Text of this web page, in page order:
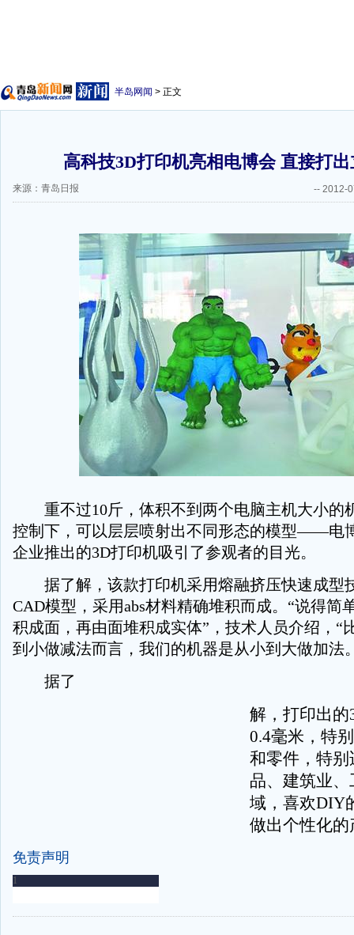
半岛网闻 > 正文
高科技3D打印机亮相电博会 直接打
来源：青岛日报 -- 2012-
重不过10斤，体积不到两个电脑主机大小的
控制下，可以层层喷射出不同形态的模型——电
企业推出的3D打印机吸引了参观者的目光。
据了解，该款打印机采用熔融挤压快速成型
CAD模型，采用abs材料精确堆积而成。“说得简
积成面，再由面堆积成实体”，技术人员介绍，“
到小做减法而言，我们的机器是从小到大做加法
据了
解，打印出的
0.4毫米，特
和零件，特
品、建筑业
域，喜欢DIY
做出个性化
免责声明
-